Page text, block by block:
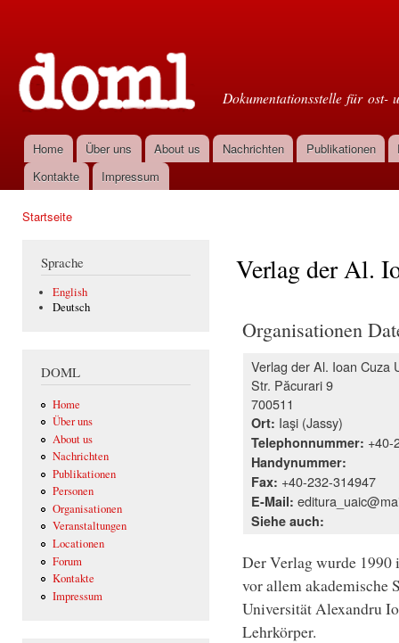
Dokumentationsstelle für ost-
Hauptmenü
Home Über uns About us Nachrichten Publikationen
Kontakte
Impressum
Startseite
Sprache
English
Deutsch
DOML
Home
Über uns
About us
Nachrichten
Publikationen
Personen
Organisationen
Veranstaltungen
Locationen
Forum
Kontakte
Impressum
Verlag der Al.
Organisationen
Verlag der Al. Ioan Cuza
Str. Păcurari 9
700511
Ort: Iaşi (Jassy)
Telephonnummer: +40-
Handynummer:
Fax: +40-232-314947
E-Mail:
Siehe auch:
Der Verlag wurde 1990
vor allem akademische
Universität Alexandru
Lehrkörper.